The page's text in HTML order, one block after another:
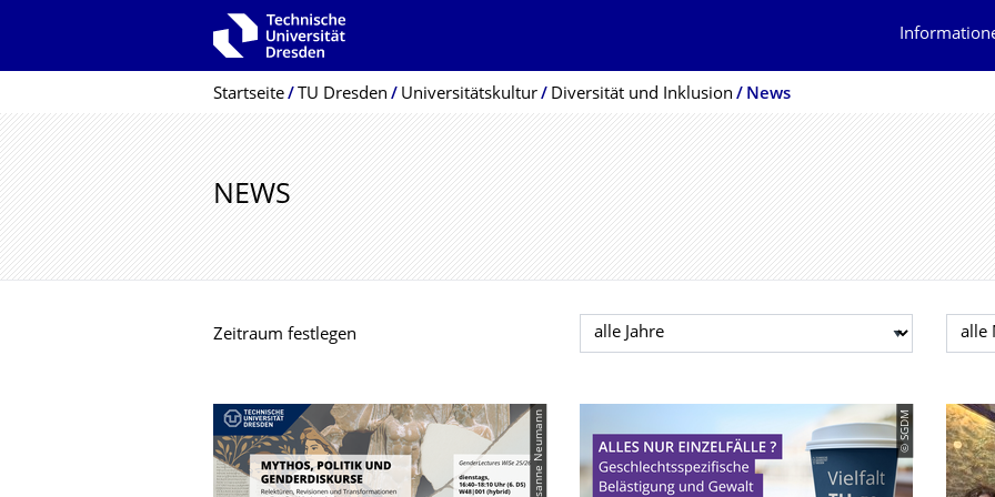
Zur Hauptnavigation springen
Breadcrumb-Menü
Startseite TU Dresden Universitätskultur Diversität und Inklusion News
NEWS
Zeitraum festlegen Jahr auswählen
© Susanne Neumann © SGDM